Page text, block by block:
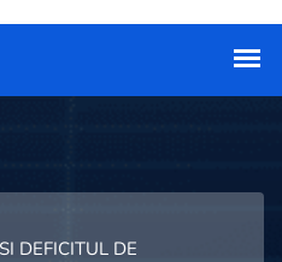
DEFICITUL DE